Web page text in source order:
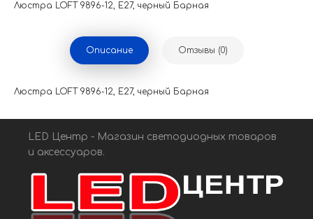
Люстра LOFT 9896-12, Е27, черный Барная
Описание Отзывы (0)
Люстра LOFT 9896-12, Е27, черный Барная
LED Центр - Магазин светодиодных товаров
и аксессуаров.